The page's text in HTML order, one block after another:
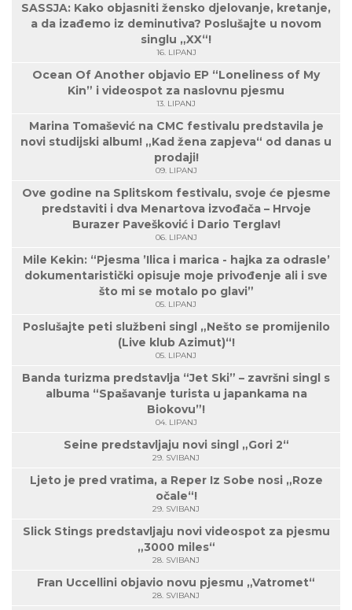
SASSJA: Kako objasniti žensko djelovanje, kretanje,
a da izađemo iz deminutiva? Poslušajte u novom
singlu „XX“!
16. LIPANJ
Ocean Of Another objavio EP “Loneliness of My
Kin” i videospot za naslovnu pjesmu
13. LIPANJ
Marina Tomašević na CMC festivalu predstavila je
novi studijski album! „Kad žena zapjeva“ od danas u
prodaji!
09. LIPANJ
Ove godine na Splitskom festivalu, svoje će pjesme
predstaviti i dva Menartova izvođača – Hrvoje
Burazer Pavešković i Dario Terglav!
06. LIPANJ
Mile Kekin: “Pjesma ’Ilica i marica - hajka za odrasle’
dokumentaristički opisuje moje privođenje ali i sve
što mi se motalo po glavi”
05. LIPANJ
Poslušajte peti službeni singl „Nešto se promijenilo
(Live klub Azimut)“!
05. LIPANJ
Banda turizma predstavlja “Jet Ski” – završni singl s
albuma “Spašavanje turista u japankama na
Biokovu”!
04. LIPANJ
Seine predstavljaju novi singl „Gori 2“
29. SVIBANJ
Ljeto je pred vratima, a Reper Iz Sobe nosi „Roze
očale“!
29. SVIBANJ
Slick Stings predstavljaju novi videospot za pjesmu
„3000 miles“
28. SVIBANJ
Fran Uccellini objavio novu pjesmu „Vatromet“
28. SVIBANJ